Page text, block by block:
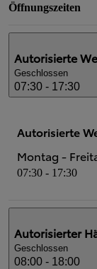
Öffnungszeiten
Autorisierte
Geschlossen
07:30 - 17:30
Autorisierte
Montag -
07:30 - 17:30
Autorisierter
Geschlossen
08:00 - 18:00